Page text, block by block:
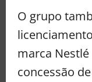
O grupo
marca Nestlé
concessão